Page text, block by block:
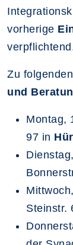
vorherige
Zu
und
Montag,
97 in
Steinstr.